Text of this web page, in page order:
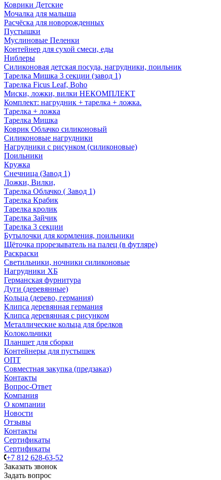
Коврики Детские
Мочалка для малыша
Расчёска для новорожденных
Пустышки
Муслиновые Пеленки
Контейнер для сухой смеси, еды
Ниблеры
Силиконовая детская посуда, нагрудники, поильник
Тарелка Мишка 3 секции (завод 1)
Тарелка Ficus Leaf, Boho
Миски, ложки, вилки НЕКОМПЛЕКТ
Комплект: нагрудник + тарелка + ложка.
Тарелка + ложка
Тарелка Мишка
Коврик Облачко силиконовый
Силиконовые нагрудники
Нагрудники с рисунком (силиконовые)
Поильники
Кружка
Снечница (Завод 1)
Ложки, Вилки,
Тарелка Облачко ( Завод 1)
Тарелка Крабик
Тарелка кролик
Тарелка Зайчик
Тарелка 3 секции
Бутылочки для кормления, поильники
Щёточка прорезыватель на палец (в футляре)
Раскраски
Светильники, ночники силиконовые
Нагрудники ХБ
Германская фурнитура
Дуги (деревянные)
Кольца (дерево, германия)
Клипса деревянная германия
Клипса деревянная с рисунком
Металлические кольца для брелков
Колокольчики
Планшет для сборки
Контейнеры для пустышек
ОПТ
Совместная закупка (предзаказ)
Контакты
Вопрос-Ответ
Компания
О компании
Новости
Отзывы
Контакты
Сертификаты
Сертификаты
+7 812 628-63-52
Заказать звонок
Задать вопрос